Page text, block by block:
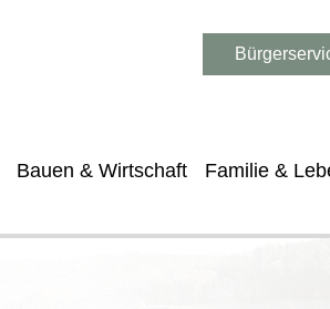
Bauen & Wirtschaft Familie &